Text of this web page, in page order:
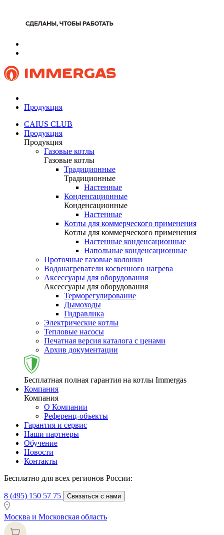
Продукция
CAIUS CLUB
Продукция
Продукция
Газовые котлы
Газовые котлы
Традиционные
Традиционные
Настенные
Конденсационные
Конденсационные
Настенные
Котлы для коммерческого применения
Котлы для коммерческого применения
Настенные конденсационные
Напольные конденсационные
Проточные газовые колонки
Водонагреватели косвенного нагрева
Аксессуары для оборудования
Аксессуары для оборудования
Терморегулирование
Дымоходы
Гидравлика
Электрические котлы
Тепловые насосы
Печатная версия каталога с ценами
Архив документации
Бесплатная полная гарантия на котлы Immergas
Компания
Компания
О Компании
Референц-объекты
Гарантия и сервис
Наши партнеры
Обучение
Новости
Контакты
Бесплатно для всех регионов России:
8 (495) 150 57 75 Связаться с нами
Москва и Московская область